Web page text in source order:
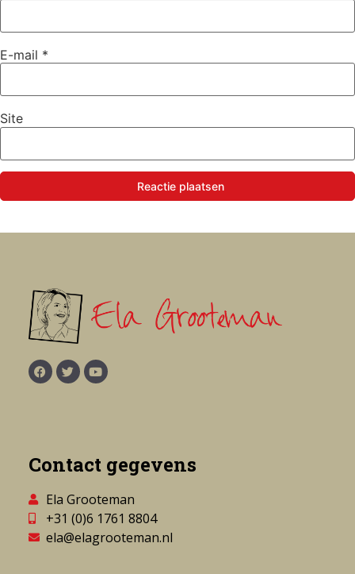
E-mail *
Site
Reactie plaatsen
Contact gegevens
Ela Grooteman
+31 (0)6 1761 8804
ela@elagrooteman.nl